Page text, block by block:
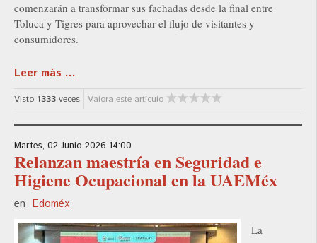
comenzarán a transformar sus fachadas desde la final entre
Toluca y Tigres para aprovechar el flujo de visitantes y
consumidores.
Leer más ...
Visto 1333 veces Valora este artículo
Martes, 02 Junio 2026 14:00
Relanzan maestría en Seguridad e
Higiene Ocupacional en la UAEMéx
en Edoméx
La